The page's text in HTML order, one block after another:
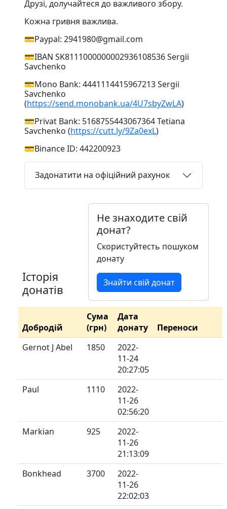
Друзі, долучайтеся до важливого збору.
Кожна гривня важлива.
💳Paypal: 2941980@gmail.com
💳IBAN SK8111000000002936108536 Sergii
Savchenko
💳Mono Bank: 4441114415967213 Sergii
Savchenko
(https://send.monobank.ua/4U7sbyZwLA)
💳Privat Bank: 5168755443067364 Tetiana
Savchenko (https://cutt.ly/9Za0exL)
💳Binance ID: 442200923
Задонатити на офіційний рахунок
Історія
донатів
Не знаходите свій
донат?
Скористуйтесть пошуком
донату
Знайти свій донат
Добродій
Сума
(грн)
Дата
донату
Переноси
Gernot J Abel
1850
2022-
11-24
20:27:05
Paul
1110
2022-
11-26
02:56:20
Markian
925
2022-
11-26
21:13:09
Bonkhead
3700
2022-
11-26
22:02:03